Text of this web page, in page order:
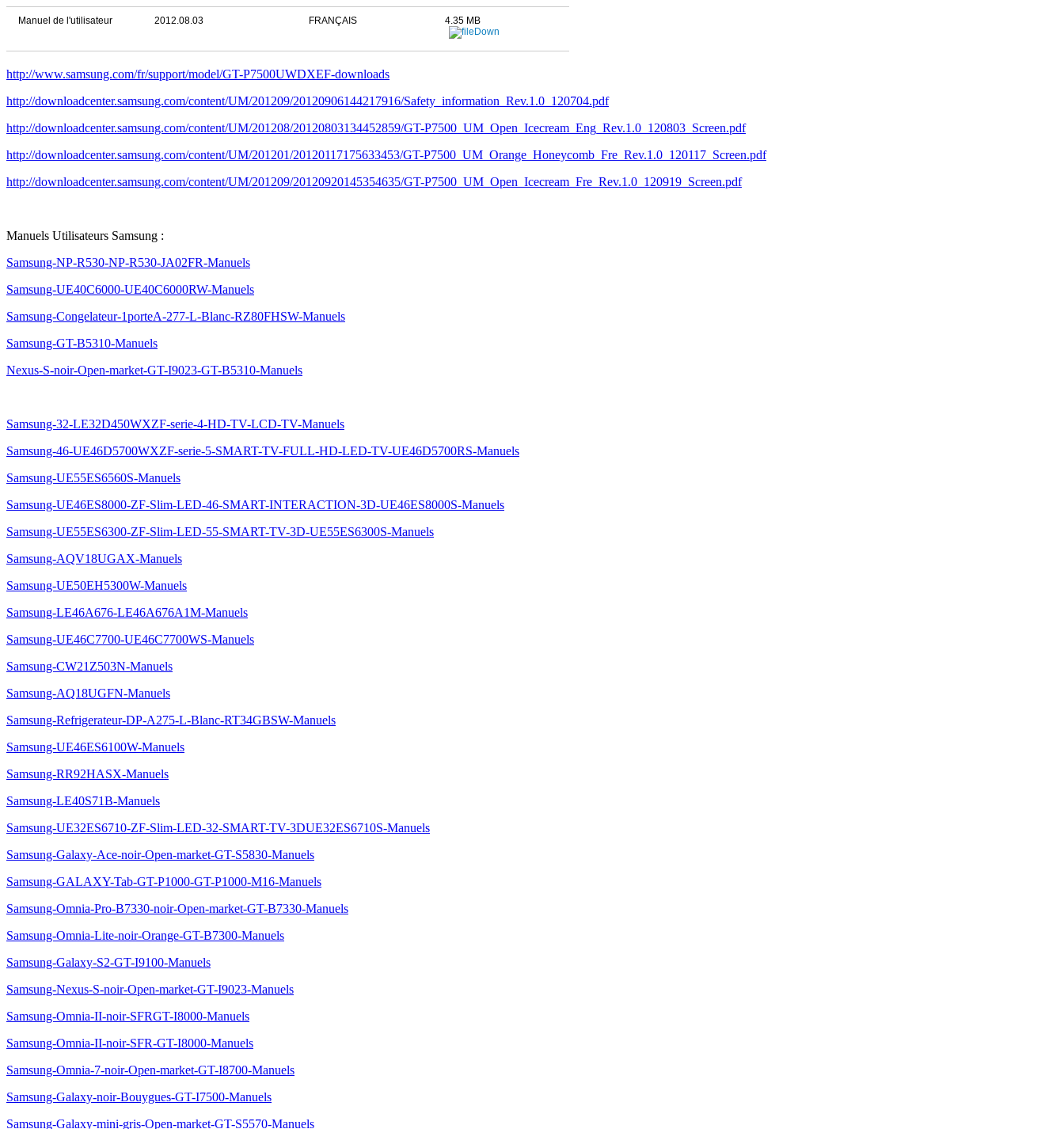
Manuel de l'utilisateur 2012.08.03 FRANÇAIS 4.35 MB
http://www.samsung.com/fr/support/model/GT-P7500UWDXEF-downloads
http://downloadcenter.samsung.com/content/UM/201209/20120906144217916/Safety_information_Rev.1.0_120704.pdf
http://downloadcenter.samsung.com/content/UM/201208/20120803134452859/GT-P7500_UM_Open_Icecream_Eng_Rev.1.0_120803_Screen.pdf
http://downloadcenter.samsung.com/content/UM/201201/20120117175633453/GT-P7500_UM_Orange_Honeycomb_Fre_Rev.1.0_120117_Screen.pdf
http://downloadcenter.samsung.com/content/UM/201209/20120920145354635/GT-P7500_UM_Open_Icecream_Fre_Rev.1.0_120919_Screen.pdf
Manuels Utilisateurs Samsung :
Samsung-NP-R530-NP-R530-JA02FR-Manuels
Samsung-UE40C6000-UE40C6000RW-Manuels
Samsung-Congelateur-1porteA-277-L-Blanc-RZ80FHSW-Manuels
Samsung-GT-B5310-Manuels
Nexus-S-noir-Open-market-GT-I9023-GT-B5310-Manuels
Samsung-32-LE32D450WXZF-serie-4-HD-TV-LCD-TV-Manuels
Samsung-46-UE46D5700WXZF-serie-5-SMART-TV-FULL-HD-LED-TV-UE46D5700RS-Manuels
Samsung-UE55ES6560S-Manuels
Samsung-UE46ES8000-ZF-Slim-LED-46-SMART-INTERACTION-3D-UE46ES8000S-Manuels
Samsung-UE55ES6300-ZF-Slim-LED-55-SMART-TV-3D-UE55ES6300S-Manuels
Samsung-AQV18UGAX-Manuels
Samsung-UE50EH5300W-Manuels
Samsung-LE46A676-LE46A676A1M-Manuels
Samsung-UE46C7700-UE46C7700WS-Manuels
Samsung-CW21Z503N-Manuels
Samsung-AQ18UGFN-Manuels
Samsung-Refrigerateur-DP-A275-L-Blanc-RT34GBSW-Manuels
Samsung-UE46ES6100W-Manuels
Samsung-RR92HASX-Manuels
Samsung-LE40S71B-Manuels
Samsung-UE32ES6710-ZF-Slim-LED-32-SMART-TV-3DUE32ES6710S-Manuels
Samsung-Galaxy-Ace-noir-Open-market-GT-S5830-Manuels
Samsung-GALAXY-Tab-GT-P1000-GT-P1000-M16-Manuels
Samsung-Omnia-Pro-B7330-noir-Open-market-GT-B7330-Manuels
Samsung-Omnia-Lite-noir-Orange-GT-B7300-Manuels
Samsung-Galaxy-S2-GT-I9100-Manuels
Samsung-Nexus-S-noir-Open-market-GT-I9023-Manuels
Samsung-Omnia-II-noir-SFRGT-I8000-Manuels
Samsung-Omnia-II-noir-SFR-GT-I8000-Manuels
Samsung-Omnia-7-noir-Open-market-GT-I8700-Manuels
Samsung-Galaxy-noir-Bouygues-GT-I7500-Manuels
Samsung-Galaxy-mini-gris-Open-market-GT-S5570-Manuels